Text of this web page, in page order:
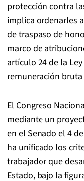
protección contra
implica ordenarles
de traspaso de
marco de
artículo 24 de la
remuneración
El Congreso
mediante un
en el Senado el 4
ha unificado los
trabajador que
Estado, bajo la